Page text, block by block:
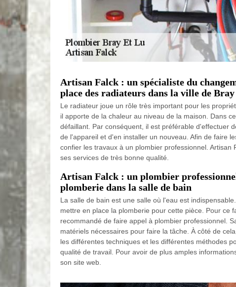
Artisan Falck : un spécialiste du
place des radiateurs dans la ville de
Le radiateur joue un rôle très important pour les
il apporte de la chaleur au niveau de la maison. Dans
défaillant. Par conséquent, il est préférable d'effectuer
de l'appareil et d'en installer un nouveau. Afin de faire
confier les travaux à un plombier professionnel. Artisan
ses services de très bonne qualité.
Artisan Falck : un plombier
plomberie dans la salle de bain
La salle de bain est une salle où l'eau est
mettre en place la plomberie pour cette pièce. Pour ce
recommandé de faire appel à plombier professionnel.
matériels nécessaires pour faire la tâche. À côté de
les différentes techniques et les différentes méthodes
qualité de travail. Pour avoir de plus amples
son site web.